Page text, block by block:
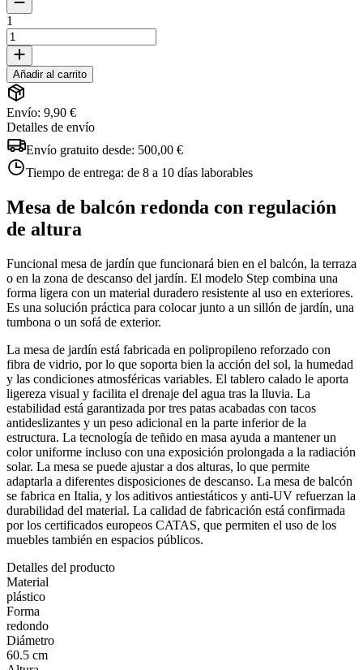
1
Añadir al carrito
Envío: 9,90 €
Detalles de envío
Envío gratuito desde: 500,00 €
Tiempo de entrega: de 8 a 10 días laborables
Mesa de balcón redonda con regulación
de altura
Funcional mesa de jardín que funcionará bien en el balcón, la terraza
o en la zona de descanso del jardín. El modelo Step combina una
forma ligera con un material duradero resistente al uso en exteriores.
Es una solución práctica para colocar junto a un sillón de jardín, una
tumbona o un sofá de exterior.
La mesa de jardín está fabricada en polipropileno reforzado con
fibra de vidrio, por lo que soporta bien la acción del sol, la humedad
y las condiciones atmosféricas variables. El tablero calado le aporta
ligereza visual y facilita el drenaje del agua tras la lluvia. La
estabilidad está garantizada por tres patas acabadas con tacos
antideslizantes y un peso adicional en la parte inferior de la
estructura. La tecnología de teñido en masa ayuda a mantener un
color uniforme incluso con una exposición prolongada a la radiación
solar. La mesa se puede ajustar a dos alturas, lo que permite
adaptarla a diferentes disposiciones de descanso. La mesa de balcón
se fabrica en Italia, y los aditivos antiestáticos y anti-UV refuerzan la
durabilidad del material. La calidad de fabricación está confirmada
por los certificados europeos CATAS, que permiten el uso de los
muebles también en espacios públicos.
Detalles del producto
Material
plástico
Forma
redondo
Diámetro
60.5 cm